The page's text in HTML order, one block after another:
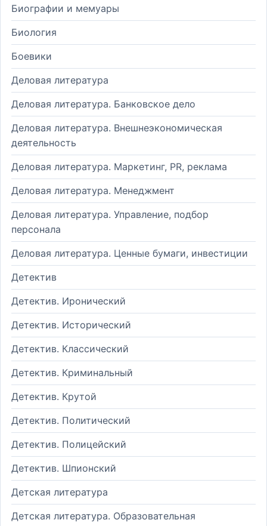
Биографии и мемуары
Биология
Боевики
Деловая литература
Деловая литература. Банковское дело
Деловая литература. Внешнеэкономическая
деятельность
Деловая литература. Маркетинг, PR, реклама
Деловая литература. Менеджмент
Деловая литература. Управление, подбор
персонала
Деловая литература. Ценные бумаги, инвестиции
Детектив
Детектив. Иронический
Детектив. Исторический
Детектив. Классический
Детектив. Криминальный
Детектив. Крутой
Детектив. Политический
Детектив. Полицейский
Детектив. Шпионский
Детская литература
Детская литература. Образовательная